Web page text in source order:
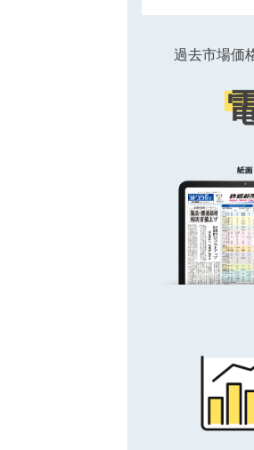
過去市場価